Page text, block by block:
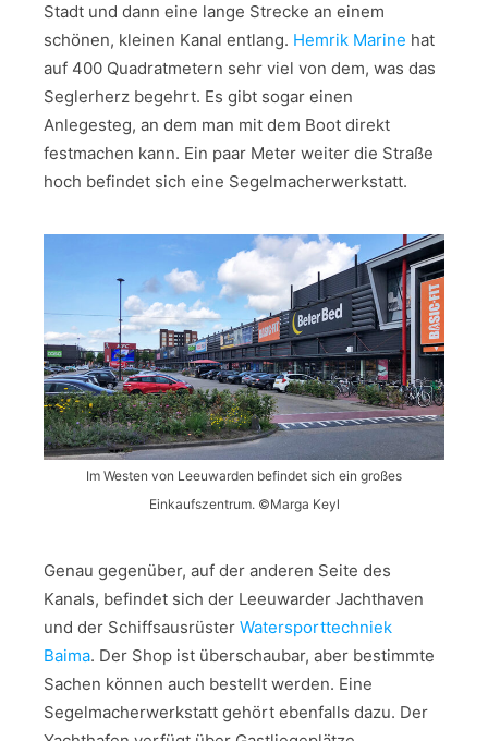
Stadt und dann eine lange Strecke an einem
schönen, kleinen Kanal entlang. Hemrik Marine hat
auf 400 Quadratmetern sehr viel von dem, was das
Seglerherz begehrt. Es gibt sogar einen
Anlegesteg, an dem man mit dem Boot direkt
festmachen kann. Ein paar Meter weiter die Straße
hoch befindet sich eine Segelmacherwerkstatt.
Im Westen von Leeuwarden befindet sich ein großes
Einkaufszentrum. ©Marga Keyl
Genau gegenüber, auf der anderen Seite des
Kanals, befindet sich der Leeuwarder Jachthaven
und der Schiffsausrüster Watersporttechniek
Baima. Der Shop ist überschaubar, aber bestimmte
Sachen können auch bestellt werden. Eine
Segelmacherwerkstatt gehört ebenfalls dazu. Der